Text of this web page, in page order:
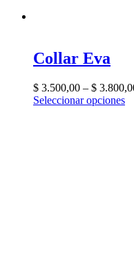
Collar Eva
$ 3.500,00 – $
Seleccionar opciones